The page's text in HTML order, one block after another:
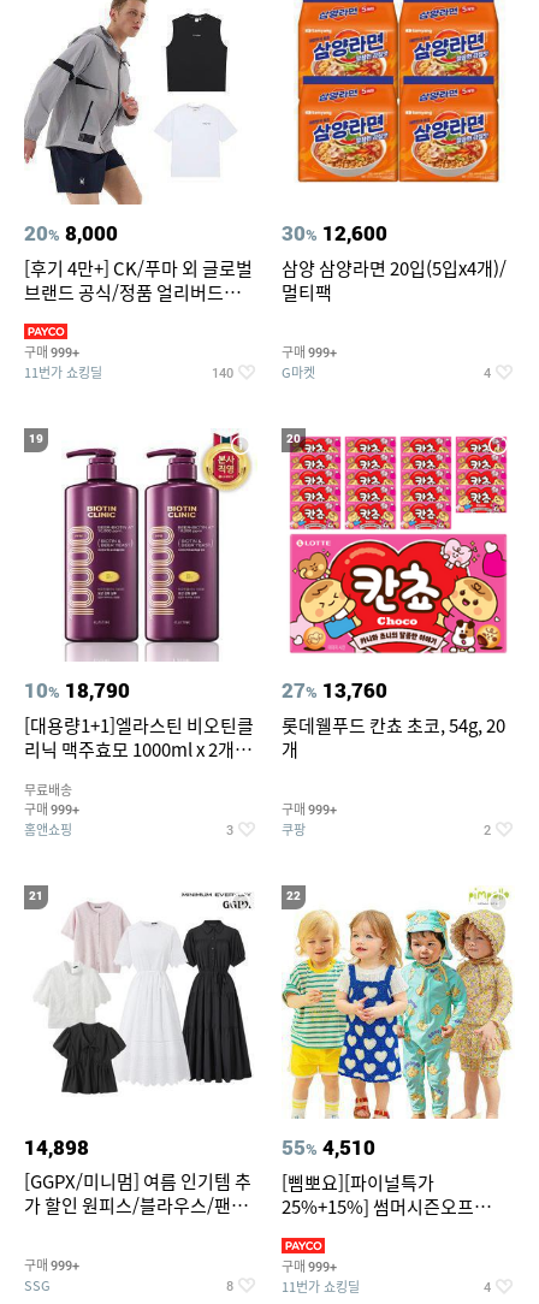
20% 8,000
[후기 4만+] CK/푸마 외 글로벌
브랜드 공식/정품 얼리버드
구매 999+
11번가 쇼킹딜 140
30% 12,600
삼양 삼양라면 20입(5입x4개)/
멀티팩
구매 999+
G마켓 4
19
10% 18,790
[대용량1+1]엘라스틴 비오틴클
리닉 맥주효모 1000ml x 2개
무료배송
구매 999+
홈앤쇼핑 3
20
27% 13,760
롯데웰푸드 칸쵸 초코, 54g, 20
개
구매 999+
쿠팡 2
21
14,898
[GGPX/미니멈] 여름 인기템 추
가 할인 원피스/블라우스/팬츠
구매 999+
SSG 8
22
55% 4,510
[삠뽀요][파이널특가
25%+15%] 썸머시즌오프
영복/티셔츠/
구매 999+
11번가 쇼킹딜 4